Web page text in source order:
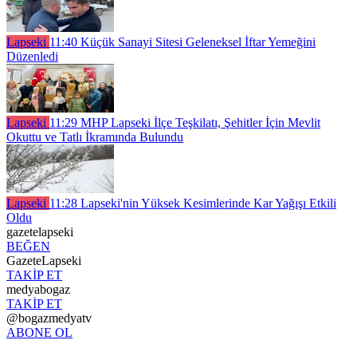
Lapseki 11:40 Küçük Sanayi Sitesi Geleneksel İftar Yemeğini
Düzenledi
Lapseki 11:29 MHP Lapseki İlçe Teşkilatı, Şehitler İçin Mevlit
Okuttu ve Tatlı İkramında Bulundu
Lapseki 11:28 Lapseki'nin Yüksek Kesimlerinde Kar Yağışı Etkili
Oldu
gazetelapseki
BEĞEN
GazeteLapseki
TAKİP ET
medyabogaz
TAKİP ET
@bogazmedyatv
ABONE OL